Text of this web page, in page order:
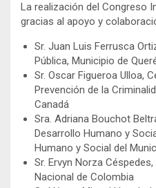
La realización del Congreso
gracias al apoyo y
Sr. Juan Luis Ferrusca
Pública, Municipio de
Sr. Oscar Figueroa Ulloa,
Prevención de la
Canadá
Sra. Adriana Bouchot
Desarrollo Humano y
Humano y Social del
Sr. Ervyn Norza
Nacional de Colombia